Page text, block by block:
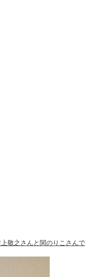
敬之さんと関のりこさんで